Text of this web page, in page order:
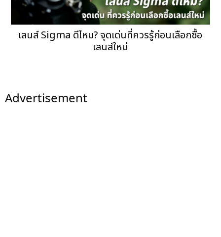
เลนส์ Sigma ดีไหม? จุดเด่นที่ควรรู้ก่อนเลือกซื้อ
เลนส์ใหม่
Advertisement